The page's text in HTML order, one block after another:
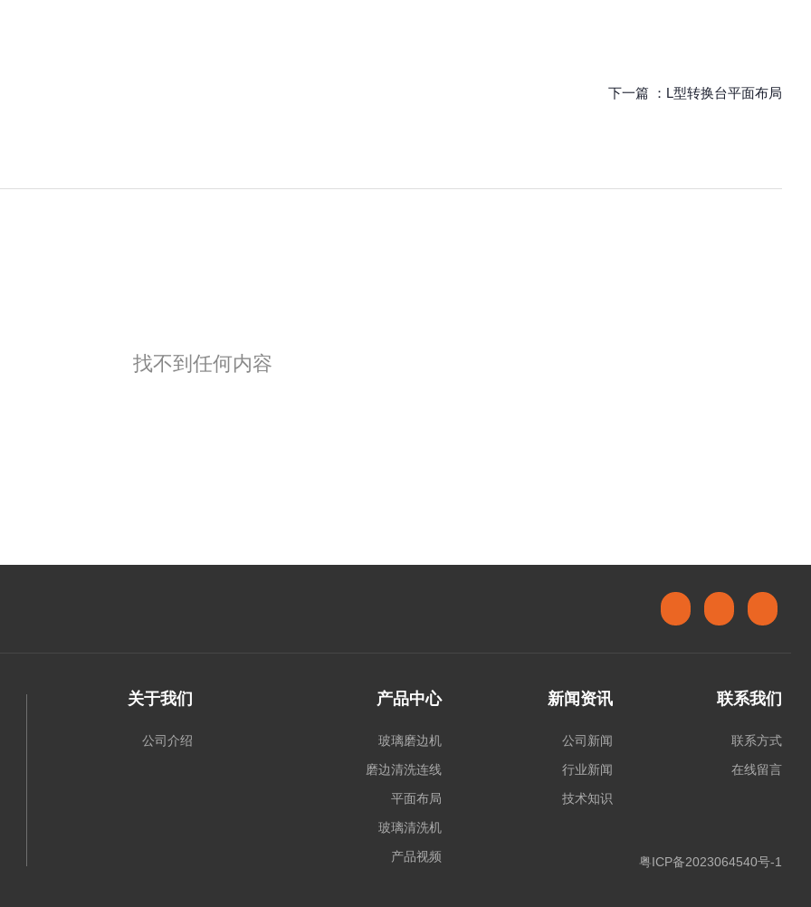
下一篇 ： L型转换台平面布局
找不到任何内容
关于我们
公司介绍
产品中心
玻璃磨边机
磨边清洗连线
平面布局
玻璃清洗机
产品视频
新闻资讯
公司新闻
行业新闻
技术知识
联系我们
联系方式
在线留言
粤ICP备2023064540号-1